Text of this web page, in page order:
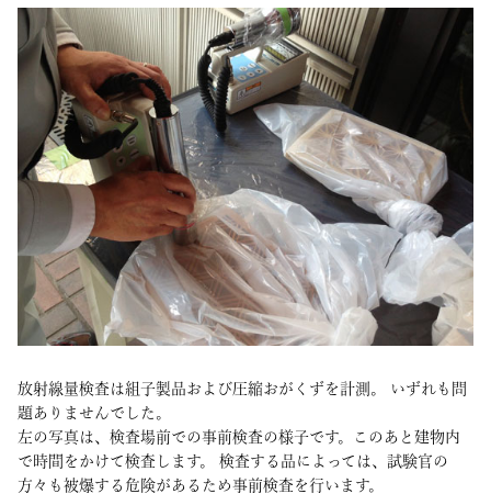
放射線量検査は組子製品および圧縮おがくずを計測。 いずれも問
題ありませんでした。
左の写真は、検査場前での事前検査の様子です。このあと建物内
で時間をかけて検査します。 検査する品によっては、試験官の
方々も被爆する危険があるため事前検査を行います。